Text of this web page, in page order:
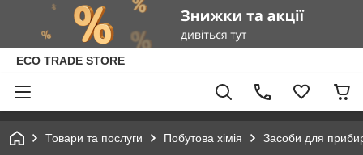
ECO TRADE STORE
Товари та послуги Побутова хімія Засоби для